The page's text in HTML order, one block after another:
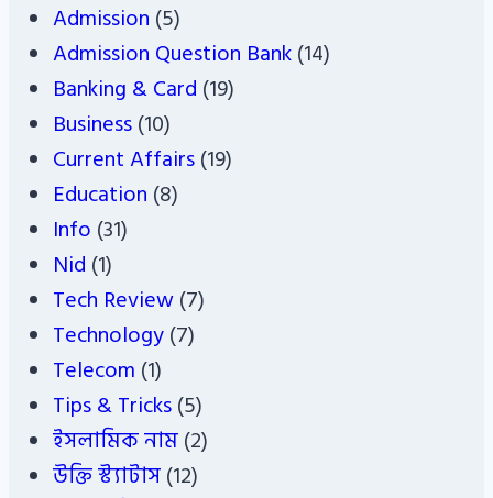
Admission (5)
Admission Question Bank(14)
Banking & Card (19)
Business(10)
Current Affairs(19)
Education (8)
Info (31)
Nid (1)
Tech Review(7)
Technology(7)
Telecom (1)
Tips & Tricks(5)
ইসলামিক নাম(2)
উক্তি স্ট্যাটাস(12)